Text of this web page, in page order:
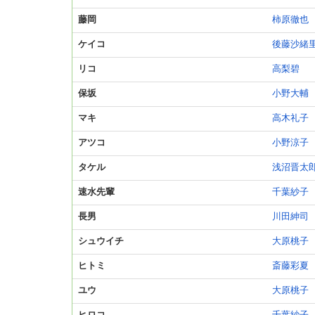
藤岡 柿原徹也
ケイコ 後藤沙緒
リコ 高梨碧
保坂 小野大輔
マキ 高木礼子
アツコ 小野涼子
タケル 浅沼晋太
速水先輩 千葉紗子
長男 川田紳司
シュウイチ 大原桃子
ヒトミ 斎藤彩夏
ユウ 大原桃子